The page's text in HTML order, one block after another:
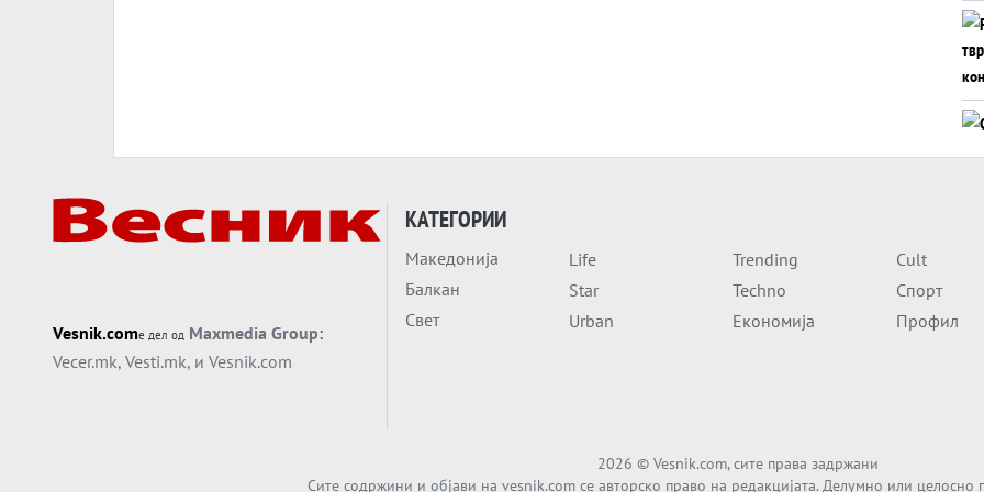
Vesnik.comе дел од Maxmedia Group:
Vecer.mk, Vesti.mk, и Vesnik.com
КАТЕГОРИИ
Македонија
Балкан
Свет
Life
Star
Urban
Trending
Techno
Економија
Cult
Спорт
Профил
2026 © Vesnik.com, сите права задржани
Сите содржини и објави на vesnik.com се авторско право на редакцијата. Делумно или целосно